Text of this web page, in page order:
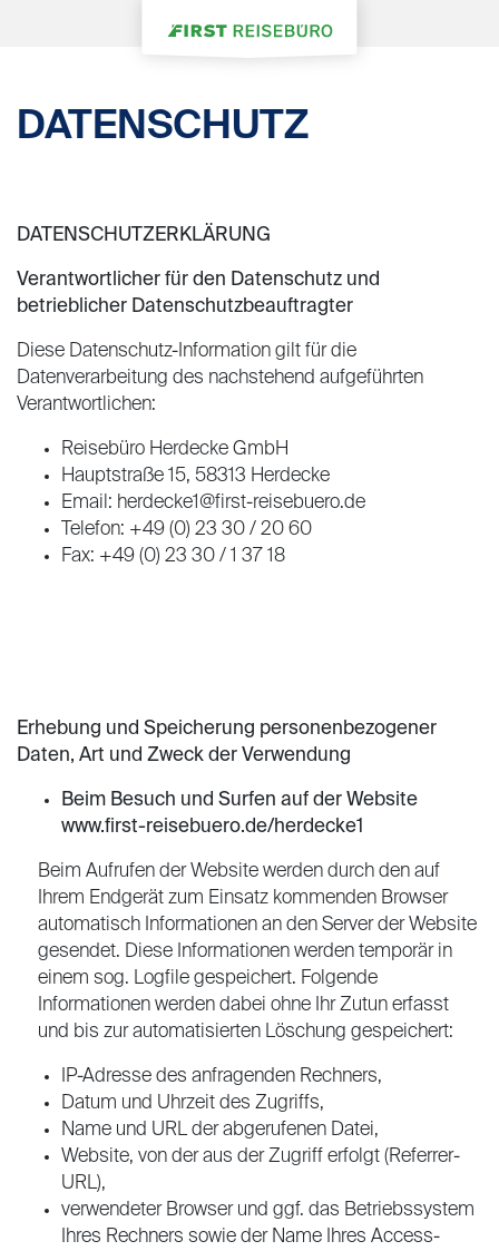
DATENSCHUTZ
DATENSCHUTZERKLÄRUNG
Verantwortlicher für den Datenschutz und
betrieblicher Datenschutzbeauftragter
Diese Datenschutz-Information gilt für die
Datenverarbeitung des nachstehend aufgeführten
Verantwortlichen:
Reisebüro Herdecke GmbH
Hauptstraße 15, 58313 Herdecke
Email: herdecke1@first-reisebuero.de
Telefon: +49 (0) 23 30 / 20 60
Fax: +49 (0) 23 30 / 1 37 18
Erhebung und Speicherung personenbezogener
Daten, Art und Zweck der Verwendung
Beim Besuch und Surfen auf der Website
www.first-reisebuero.de/herdecke1
Beim Aufrufen der Website werden durch den auf
Ihrem Endgerät zum Einsatz kommenden Browser
automatisch Informationen an den Server der Website
gesendet. Diese Informationen werden temporär in
einem sog. Logfile gespeichert. Folgende
Informationen werden dabei ohne Ihr Zutun erfasst
und bis zur automatisierten Löschung gespeichert:
IP-Adresse des anfragenden Rechners,
Datum und Uhrzeit des Zugriffs,
Name und URL der abgerufenen Datei,
Website, von der aus der Zugriff erfolgt (Referrer-
URL),
verwendeter Browser und ggf. das Betriebssystem
Ihres Rechners sowie der Name Ihres Access-